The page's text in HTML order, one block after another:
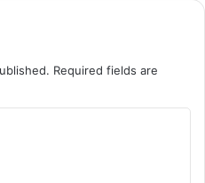
Required fields are